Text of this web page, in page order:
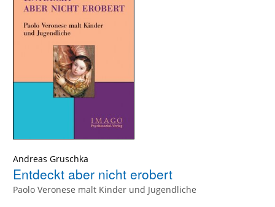
Andreas Gruschka
Entdeckt aber nicht erobert
Paolo Veronese malt Kinder und Jugendliche